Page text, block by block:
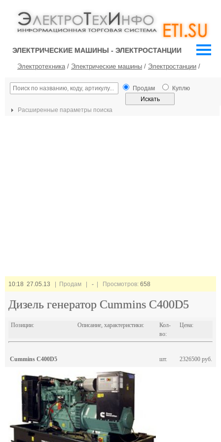
ЭЛЕКТРИЧЕСКИЕ МАШИНЫ - ЭЛЕКТРОСТАНЦИИ
Электротехника/ Электрические машины / Электростанции /
Продам Куплю
Расширенные параметры поиска
10:18 27.05.13 | Продам | - | Просмотров: 658
Дизель генератор Cummins C400D5
Позиции: Описание, характеристики:
Кол-
во:
Цена:
Cummins C400D5 шт. 2326500 руб.